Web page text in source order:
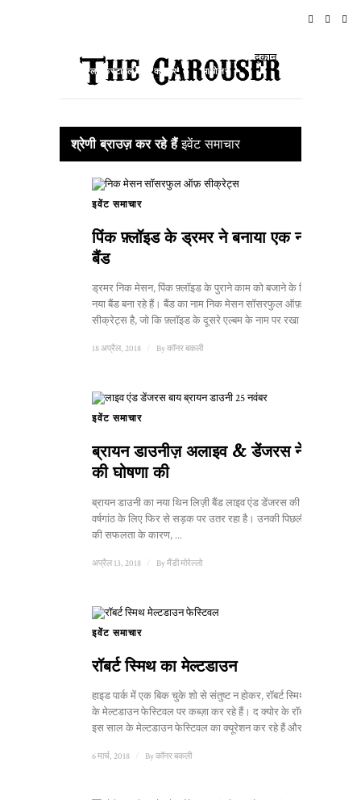
लाइफस्टाइल और कल्चर आयोजन
दुकान
श्रेणी ब्राउज़ कर रहे हैंइवेंट समाचार
इवेंट समाचार
पिंक फ़्लॉइड के ड्रमर ने बनाया एक नया
बैंड
ड्रमर निक मेसन, पिंक फ़्लॉइड के पुराने काम को बजाने के लिए एक
नया बैंड बना रहे हैं। बैंड का नाम निक मेसन सॉसरफुल ऑफ़
सीक्रेट्स है, जो कि फ़्लॉइड के दूसरे एल्बम के नाम पर रखा गया है ...
18 अप्रैल, 2018 Byकॉनर बकली
इवेंट समाचार
ब्रायन डाउनीज़ अलाइव & डेंजरस ने टूर
की घोषणा की
ब्रायन डाउनी का नया थिन लिज़ी बैंड लाइव एंड डेंजरस की 40वीं
वर्षगांठ के लिए फिर से सड़क पर उतर रहा है। उनकी पिछली तारीखों
की सफलता के कारण, ...
अप्रैल 13, 2018 Byमैंडी मोरेल्लो
इवेंट समाचार
रॉबर्ट स्मिथ का मेल्टडाउन
हाइड पार्क में एक बिक चुके शो से संतुष्ट न होकर, रॉबर्ट स्मिथ लंदन
के मेल्टडाउन फेस्टिवल पर कब्ज़ा कर रहे हैं। द क्योर के रॉबर्ट स्मिथ
इस साल के मेल्टडाउन फेस्टिवल का क्यूरेशन कर रहे हैं और ...
6 मार्च, 2018 Byकॉनर बकली